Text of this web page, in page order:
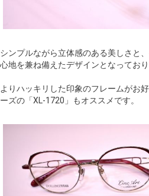
シンプルながら立体感のある美しさと
心地を兼ね備えたデザインとなっており
よりハッキリした印象のフレームがお
ーズの「XL-1720」もオススメです。